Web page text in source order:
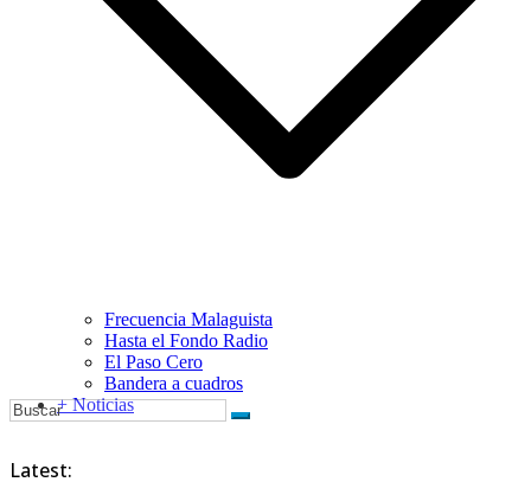
Frecuencia Malaguista
Hasta el Fondo Radio
El Paso Cero
Bandera a cuadros
+ Noticias
Latest: